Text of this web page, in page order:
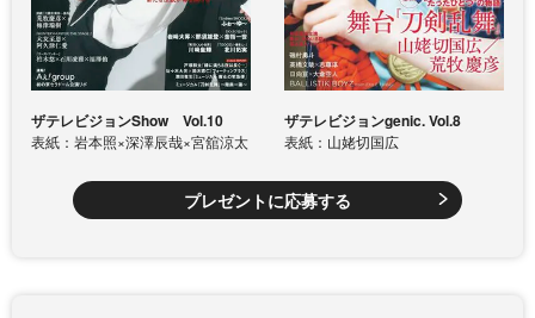
ザテレビジョンShow Vol.10
表紙：岩本照×深澤辰哉×宮舘涼太
ザテレビジョンgenic. Vol.8
表紙：山姥切国広
プレゼントに応募する